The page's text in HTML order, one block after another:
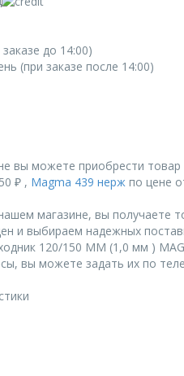
до 14:00)
(при заказе после 14:00)
вы можете приобрести
₽ , Magma 439 нерж по цене
магазине, вы получаете
и выбираем надежных
120/150 ММ (1,0 мм )
вы можете задать их по